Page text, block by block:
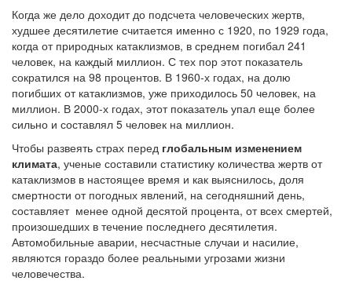
Когда же дело доходит до подсчета человеческих жертв,
худшее десятилетие считается именно с 1920, по 1929 года,
когда от природных катаклизмов, в среднем погибал 241
человек, на каждый миллион. С тех пор этот показатель
сократился на 98 процентов. В 1960-х годах, на долю
погибших от катаклизмов, уже приходилось 50 человек, на
миллион. В 2000-х годах, этот показатель упал еще более
сильно и составлял 5 человек на миллион.
Чтобы развеять страх перед глобальным изменением
климата, ученые составили статистику количества жертв от
катаклизмов в настоящее время и как выяснилось, доля
смертности от погодных явлений, на сегодняшний день,
составляет менее одной десятой процента, от всех смертей,
произошедших в течение последнего десятилетия.
Автомобильные аварии, несчастные случаи и насилие,
являются гораздо более реальными угрозами жизни
человечества.